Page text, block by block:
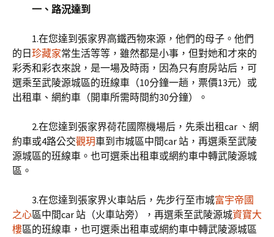
一、路況達到
1.在您達到張家界高鐵西物來源，他們的母子。他們
的日 珍藏家常生活等等，雖然都是小事，但對她和才來的
彩秀和彩衣來說，是一場及時雨，因為只有廚房站后，可
選乘至武陵源城區的班線車（10分鐘一趟，票價13元）或
出租車、網約車（開車所需時間約30分鐘）。
2.在您達到張家界荷花國際機場后，先乘出租car 、網
約車或4路公交觀玥車到市城區中間car 站，再選乘至武陵
源城區的班線車。也可選乘出租車或網約車中轉武陵源城
區。
3.在您達到張家界火車站后，先步行至市城富宇帝國
之心區中間car 站（火車站旁），再選乘至武陵源城資寶大
樓區的班線車，也可選乘出租車或網約車中轉武陵源城區